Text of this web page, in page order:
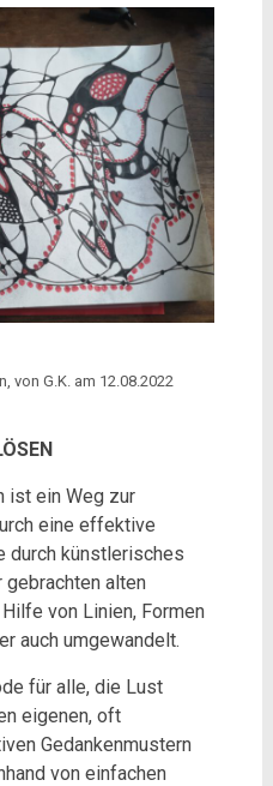
von G.K. am 12.08.2022
ist ein Weg zur
eine effektive
durch künstlerisches
alten
von Linien, Formen
auch umgewandelt.
für alle, die Lust
eigenen, oft
Gedankenmustern
von einfachen